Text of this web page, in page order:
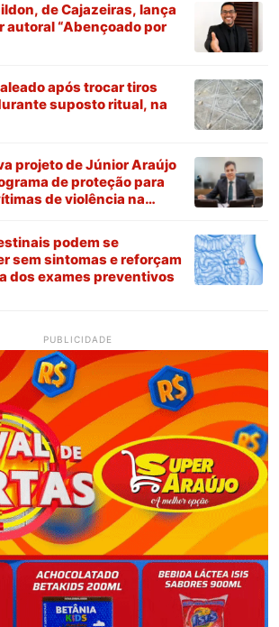
de Cajazeiras, lança
autoral “Abençoado por
após trocar tiros
suposto ritual, na
projeto de Júnior Araújo
de proteção para
de violência na
podem se
sem sintomas e reforçam
dos exames preventivos
PUBLICIDADE